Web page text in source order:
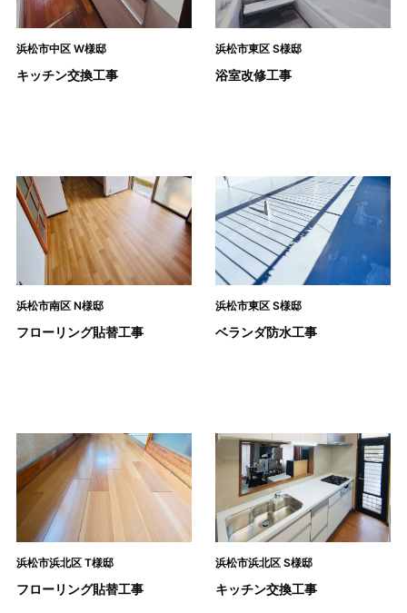
浜松市中区 W様邸
キッチン交換工事
浜松市東区 S様邸
浴室改修工事
浜松市南区 N様邸
フローリング貼替工事
浜松市東区 S様邸
ベランダ防水工事
浜松市浜北区 T様邸
フローリング貼替工事
浜松市浜北区 S様邸
キッチン交換工事